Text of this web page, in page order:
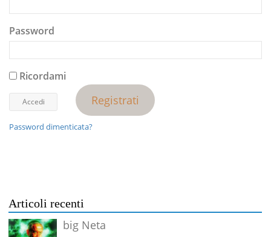
Password
Ricordami
Registrati
Password dimenticata?
Articoli recenti
big Neta